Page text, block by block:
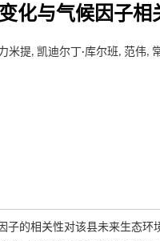
化与气候因子相
米提, 凯迪尔丁·库尔班, 范伟,
的相关性对该县未来生态